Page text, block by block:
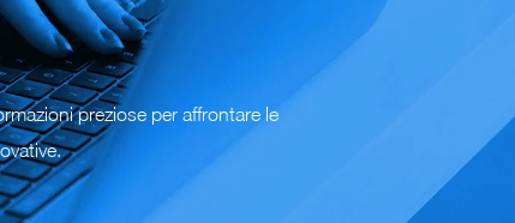
preziose per affrontare le